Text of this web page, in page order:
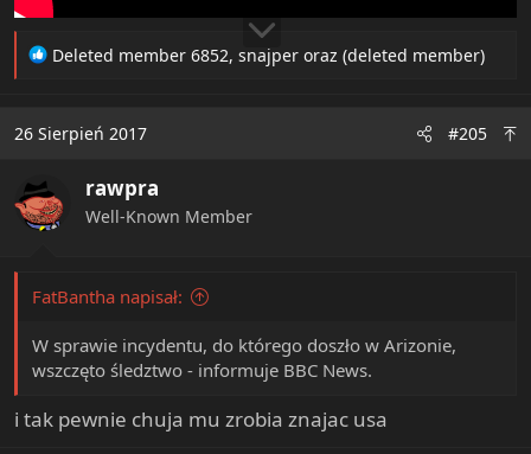
R
t
o
n
s
Deleted member 6852, snajper oraz (deleted member)
26 Sierpień 2017 #205
rawpra
Well-Known Member
FatBantha napisał:
W sprawie incydentu, do którego doszło w Arizonie,
wszczęto śledztwo - informuje BBC News.
i tak pewnie chuja mu zrobia znajac usa